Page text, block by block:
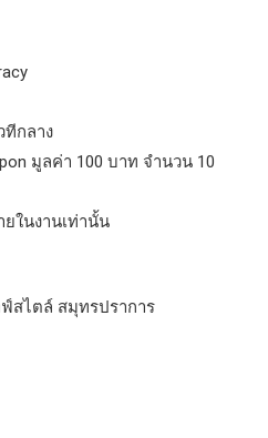
ทีกลาง
มูลค่า 100 บาท จำนวน 10
ในงานเท่านั้น
สไตล์ สมุทรปราการ